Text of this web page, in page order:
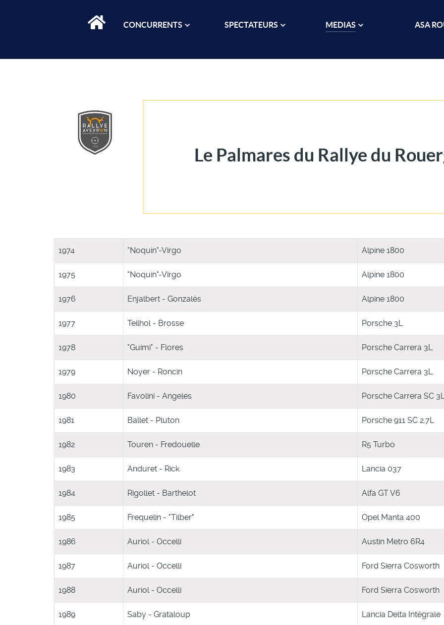
CONCURRENTS SPECTATEURS MEDIAS ASA
Le Palmares du Rallye du
1974 "Noquin"-Virgo Alpine 1800
1975 "Noquin"-Virgo Alpine 1800
1976 Enjalbert - Gonzalès Alpine 1800
1977 Teilhol - Brosse Porsche 3L
1978 "Guimi" - Flores Porsche Carrera 3L
1979 Noyer - Roncin Porsche Carrera 3L
1980 Favolini - Angeles Porsche Carrera SC
1981 Ballet - Pluton Porsche 911 SC 2.7L
1982 Touren - Fredouelle R5 Turbo
1983 Anduret - Rick Lancia 037
1984 Rigollet - Barthelot Alfa GT V6
1985 Frequelin - "Tilber" Opel Manta 400
1986 Auriol - Occelli Austin Metro 6R4
1987 Auriol - Occelli Ford Sierra Cosworth
1988 Auriol - Occelli Ford Sierra Cosworth
1989 Saby - Grataloup Lancia Delta Intégrale